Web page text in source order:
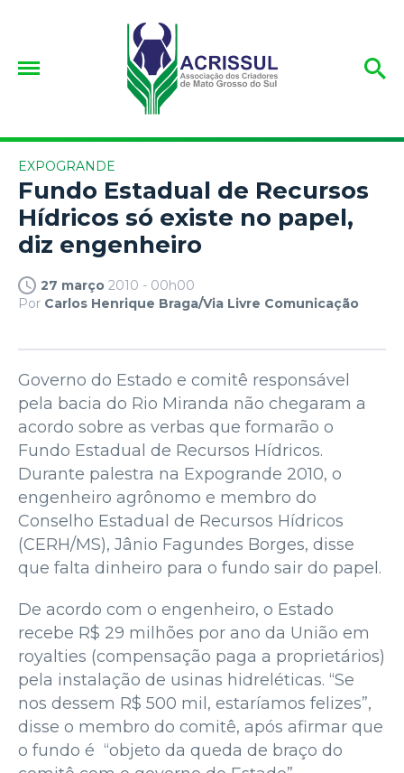
EXPOGRANDE
Fundo Estadual de Recursos
Hídricos só existe no papel,
diz engenheiro
27 março 2010 - 00h00
Por Carlos Henrique Braga/Via Livre Comunicação
Governo do Estado e comitê responsável
pela bacia do Rio Miranda não chegaram a
acordo sobre as verbas que formarão o
Fundo Estadual de Recursos Hídricos.
Durante palestra na Expogrande 2010, o
engenheiro agrônomo e membro do
Conselho Estadual de Recursos Hídricos
(CERH/MS), Jânio Fagundes Borges, disse
que falta dinheiro para o fundo sair do papel.
De acordo com o engenheiro, o Estado
recebe R$ 29 milhões por ano da União em
royalties (compensação paga a proprietários)
pela instalação de usinas hidreléticas. “Se
nos dessem R$ 500 mil, estaríamos felizes”,
disse o membro do comitê, após afirmar que
o fundo é “objeto da queda de braço do